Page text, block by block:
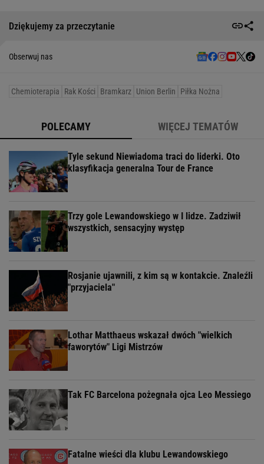
Dziękujemy za przeczytanie
Obserwuj nas
Chemioterapia Rak Kości Bramkarz Union Berlin Piłka Nożna
POLECAMY WIĘCEJ TEMATÓW
Tyle sekund Niewiadoma traci do liderki. Oto
klasyfikacja generalna Tour de France
Trzy gole Lewandowskiego w I lidze. Zadziwił
wszystkich, sensacyjny występ
Rosjanie ujawnili, z kim są w kontakcie. Znaleźli
"przyjaciela"
Lothar Matthaeus wskazał dwóch "wielkich
faworytów" Ligi Mistrzów
Tak FC Barcelona pożegnała ojca Leo Messiego
Fatalne wieści dla klubu Lewandowskiego